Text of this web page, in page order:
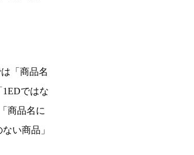
「商品名
ではな
商品名に
い商品」